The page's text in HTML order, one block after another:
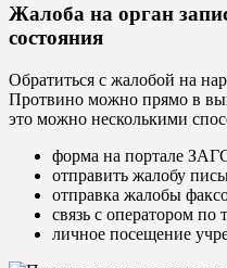
Жалоба на орган
состояния
Обратиться с жалобой на
Протвино можно прямо в
это можно несколькими
форма на портале
отправить жалобу
отправка жалобы
связь с оператором по
личное посещение